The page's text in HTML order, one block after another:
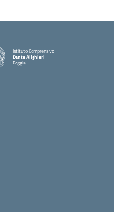
Istituto Comprensivo
Dante Alighieri
Foggia